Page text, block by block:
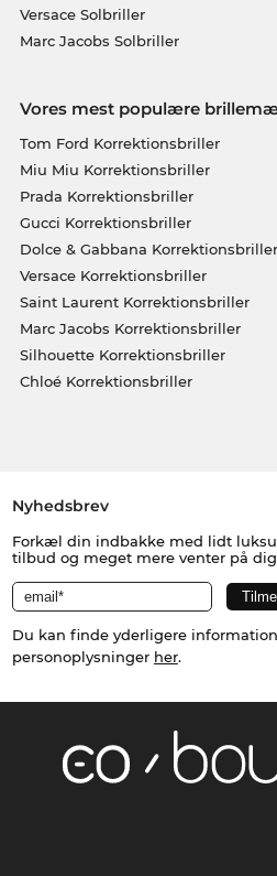
Versace Solbriller
Marc Jacobs Solbriller
Vores mest populære
Tom Ford Korrektionsbriller
Miu Miu Korrektionsbriller
Prada Korrektionsbriller
Gucci Korrektionsbriller
Dolce & Gabbana Korrektionsbriller
Versace Korrektionsbriller
Saint Laurent Korrektionsbriller
Marc Jacobs Korrektionsbriller
Silhouette Korrektionsbriller
Chloé Korrektionsbriller
Nyhedsbrev
Forkæl din indbakke med lidt
tilbud og meget mere venter på
Du kan finde yderligere
personoplysninger her.